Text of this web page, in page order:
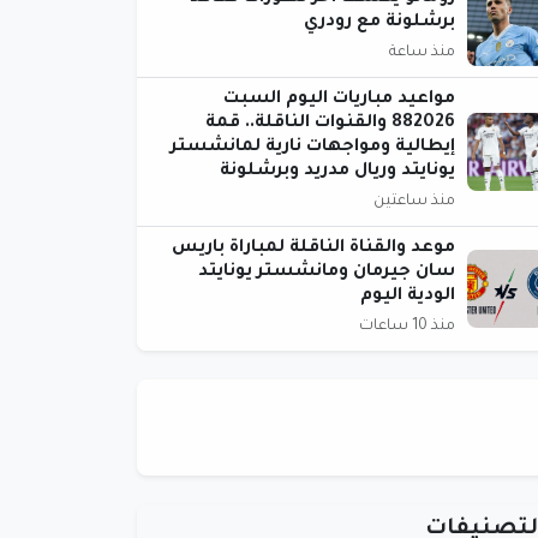
برشلونة مع رودري
منذ ساعة
مواعيد مباريات اليوم السبت
882026 والقنوات الناقلة.. قمة
إيطالية ومواجهات نارية لمانشستر
يونايتد وريال مدريد وبرشلونة
منذ ساعتين
موعد والقناة الناقلة لمباراة باريس
سان جيرمان ومانشستر يونايتد
الودية اليوم
منذ 10 ساعات